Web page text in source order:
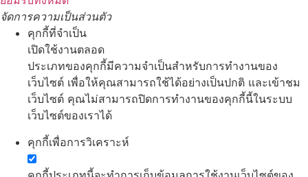
จัดการความเป็นส่วนตัว
คุกกี้ที่จำเป็น
เปิดใช้งานตลอด
ประเภทของคุกกี้มีความจำเป็นสำหรับการทำงานของ
เว็บไซต์ เพื่อให้คุณสามารถใช้ได้อย่างเป็นปกติ และเข้าชม
เว็บไซต์ คุณไม่สามารถปิดการทำงานของคุกกี้นี้ในระบบ
เว็บไซต์ของเราได้
คุกกี้เพื่อการวิเคราะห์